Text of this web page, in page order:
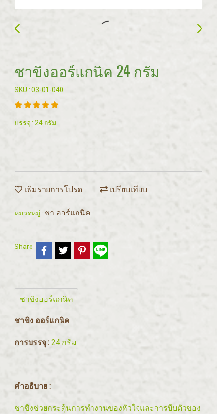
ชาขิงออร์แกนิค 24 กรัม
SKU : 03-01-040
บรรจุ : 24 กรัม
เพิ่มรายการโปรด เปรียบเทียบ
หมวดหมู่ : ชา ออร์แกนิค
Share
ชาขิงออร์แกนิค
ชาขิง ออร์แกนิค
การบรรจุ : 24 กรัม
คำอธิบาย :
ชาขิงช่วยกระตุ้นการทำงานของหัวใจและการบีบตัวของ